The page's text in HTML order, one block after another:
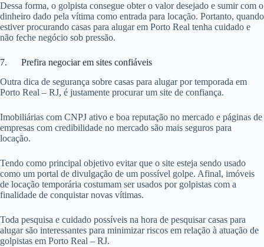
Dessa forma, o golpista consegue obter o valor desejado e sumir com o
dinheiro dado pela vítima como entrada para locação. Portanto, quando
estiver procurando casas para alugar em Porto Real tenha cuidado e
não feche negócio sob pressão.
7. Prefira negociar em sites confiáveis
Outra dica de segurança sobre casas para alugar por temporada em
Porto Real – RJ, é justamente procurar um site de confiança.
Imobiliárias com CNPJ ativo e boa reputação no mercado e páginas de
empresas com credibilidade no mercado são mais seguros para
locação.
Tendo como principal objetivo evitar que o site esteja sendo usado
como um portal de divulgação de um possível golpe. Afinal, imóveis
de locação temporária costumam ser usados por golpistas com a
finalidade de conquistar novas vítimas.
Toda pesquisa e cuidado possíveis na hora de pesquisar casas para
alugar são interessantes para minimizar riscos em relação à atuação de
golpistas em Porto Real – RJ.